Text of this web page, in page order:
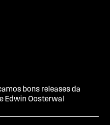
bons releases da
Edwin Oosterwal